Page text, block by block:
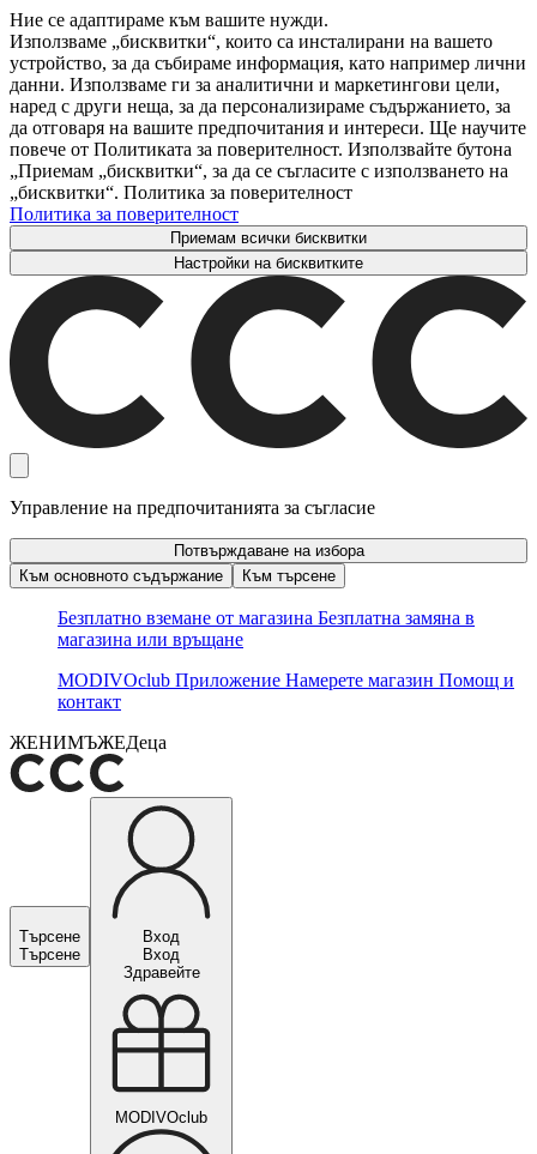
Ние се адаптираме към вашите нужди.
Използваме „бисквитки“, които са инсталирани на вашето
устройство, за да събираме информация, като например лични
данни. Използваме ги за аналитични и маркетингови цели,
наред с други неща, за да персонализираме съдържанието, за
да отговаря на вашите предпочитания и интереси. Ще научите
повече от Политиката за поверителност. Използвайте бутона
„Приемам „бисквитки“, за да се съгласите с използването на
„бисквитки“. Политика за поверителност
Политика за поверителност
Приемам всички бисквитки
Настройки на бисквитките
Управление на предпочитанията за съгласие
Потвърждаване на избора
Към основното съдържание
Към търсене
Безплатно вземане от магазина Безплатна замяна в
магазина или връщане
MODIVOclub Приложение Намерете магазин Помощ и
контакт
ЖЕНИМЪЖЕДеца
Търсене
Търсене
Вход
Вход
Здравейте
MODIVOclub